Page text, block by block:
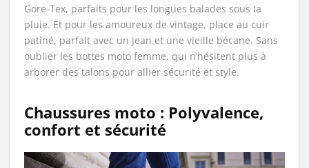
Gore-Tex, parfaits pour les longues balades sous la
pluie. Et pour les amoureux de vintage, place au cuir
patiné, parfait avec un jean et une vieille bécane. Sans
oublier les bottes moto femme, qui n’hésitent plus à
arborer des talons pour allier sécurité et style.
Chaussures moto : Polyvalence,
confort et sécurité